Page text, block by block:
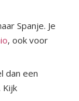
Spanje. Je
, ook voor
dan een
Kijk